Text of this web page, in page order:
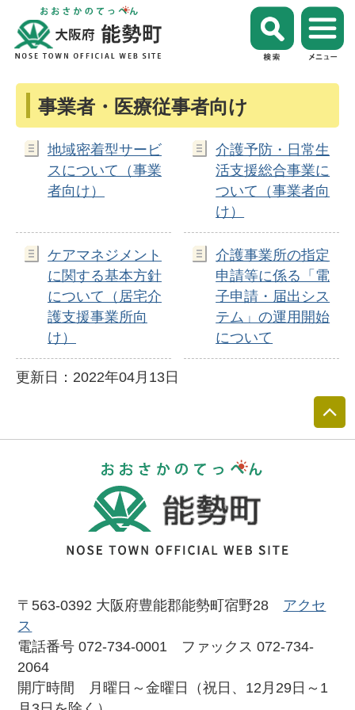
事業者・医療従事者向け
地域密着型サービ
スについて（事業
者向け）
介護予防・日常生
活支援総合事業に
ついて（事業者向
け）
ケアマネジメント
に関する基本方針
について（居宅介
護支援事業所向
け）
介護事業所の指定
申請等に係る「電
子申請・届出シス
テム」の運用開始
について
更新日：2022年04月13日
〒563-0392 大阪府豊能郡能勢町宿野28 アクセ
ス
電話番号 072-734-0001 ファックス 072-734-
2064
開庁時間 月曜日～金曜日（祝日、12月29日～1